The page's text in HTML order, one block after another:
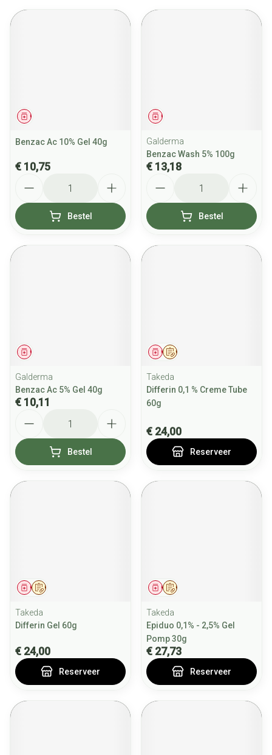
Geneesmiddel
Benzac Ac 10% Gel 40g
€ 10,75
Bestel
Geneesmiddel
Galderma
Benzac Wash 5% 100g
€ 13,18
Bestel
Geneesmiddel
Galderma
Benzac Ac 5% Gel 40g
€ 10,11
Bestel
Op voorschrift
Geneesmiddel
Takeda
Differin 0,1 % Creme Tube
60g
€ 24,00
Reserveer
Op voorschrift
Geneesmiddel
Takeda
Differin Gel 60g
€ 24,00
Reserveer
Op voorschrift
Geneesmiddel
Takeda
Epiduo 0,1% - 2,5% Gel
Pomp 30g
€ 27,73
Reserveer